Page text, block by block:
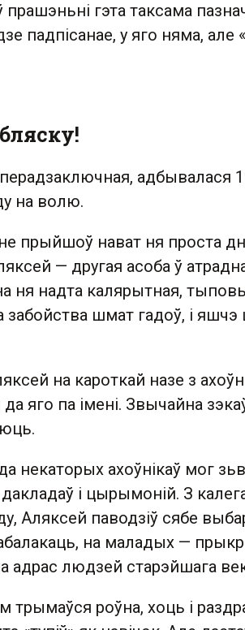
прашэньні гэта таксама
падпісанае, у яго няма, але
адбывалася
на волю.
прыйшоў нават ня проста
— другая асоба ў
ня надта калярытная,
забойства шмат гадоў, і
на кароткай назе з
яго па імені. Звычайна
некаторых ахоўнікаў мог
і цырымоній. З
Аляксей паводзіў сябе
на маладых —
адрас людзей старэйшага
роўна, хоць і